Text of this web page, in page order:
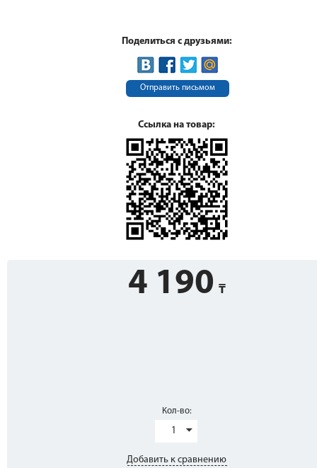
Поделиться с друзьями:
Отправить письмом
Ссылка на товар:
4 190
Кол-во:
1
Добавить к сравнению